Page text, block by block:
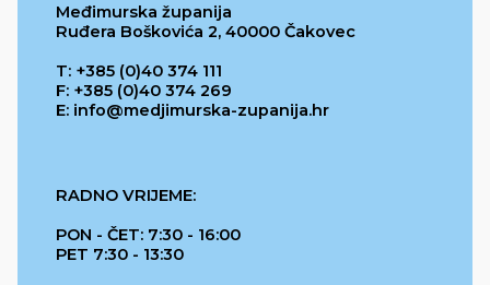
Međimurska županija
Ruđera Boškovića 2, 40000 Čakovec
T: +385 (0)40 374 111
F: +385 (0)40 374 269
E: info@medjimurska-zupanija.hr
RADNO VRIJEME:
PON - ČET: 7:30 - 16:00
PET 7:30 - 13:30